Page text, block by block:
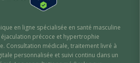
en ligne spécialisée en santé masculine
éjaculation précoce et hypertrophie
. Consultation médicale, traitement livré à
personnalisée et suivi continu dans un